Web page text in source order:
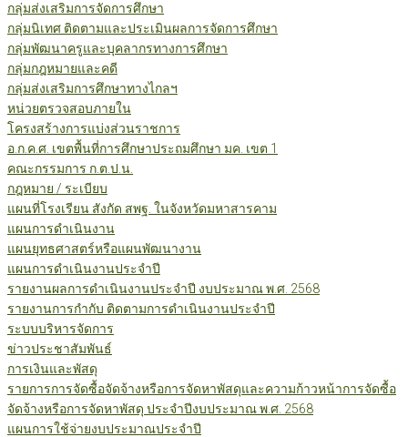
กลุ่มส่งเสริมการจัดการศึกษา
กลุ่มนิเทศ ติดตามและประเมินผลการจัดการศึกษา
กลุ่มพัฒนาครูและบุคลากรทางการศึกษา
กลุ่มกฎหมายและคดี
กลุ่มส่งเสริมการศึกษาทางไกลฯ
หน่วยตรวจสอบภายใน
โครงสร้างการแบ่งส่วนราชการ
อ.ก.ค.ศ. เขตพื้นที่การศึกษาประถมศึกษา มค. เขต 1
คณะกรรมการ ก.ต.ป.น.
กฎหมาย / ระเบียบ
แผนที่โรงเรียน สังกัด สพฐ. ในจังหวัดมหาสารคาม
แผนการดำเนินงาน
แผนยุทธศาสตร์หรือแผนพัฒนางาน
แผนการดำเนินงานประจำปี
รายงานผลการดำเนินงานประจำปี งบประมาณ พ.ศ. 2568
รายงานการกำกับ ติดตามการดำเนินงานประจำปี
ระบบบริหารจัดการ
ข่าวประชาสัมพันธ์
การเงินและพัสดุ
รายการการจัดซื้อจัดจ้างหรือการจัดหาพัสดุและความก้าวหน้าการจัดซื้อ
จัดจ้างหรือการจัดหาพัสดุ ประจำปีงบประมาณ พ.ศ. 2568
แผนการใช้จ่ายงบประมาณประจำปี